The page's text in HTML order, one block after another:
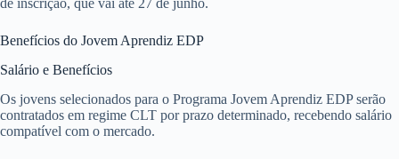
de inscrição, que vai até 27 de junho.
Benefícios do Jovem Aprendiz EDP
Salário e Benefícios
Os jovens selecionados para o Programa Jovem Aprendiz EDP serão
contratados em regime CLT por prazo determinado, recebendo salário
compatível com o mercado.